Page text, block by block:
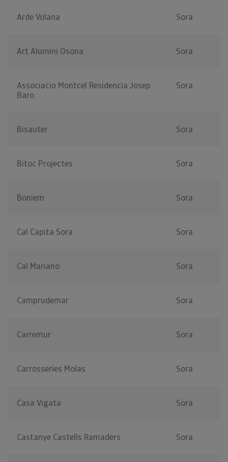
Arde Volana Sora
Art Alumini Osona Sora
Associacio Montcel Residencia Josep
Baro
Sora
Bisauter Sora
Bitoc Projectes Sora
Boniem Sora
Cal Capita Sora Sora
Cal Mariano Sora
Camprudemar Sora
Carremur Sora
Carrosseries Molas Sora
Casa Vigata Sora
Castanye Castells Ramaders Sora